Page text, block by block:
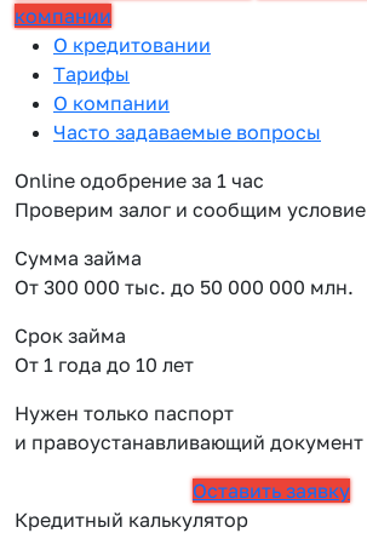
компании
О кредитовании
Тарифы
О компании
Часто задаваемые вопросы
Online одобрение за 1 час
Проверим залог и сообщим условие
Сумма займа
От 300 000 тыс. до 50 000 000 млн.
Срок займа
От 1 года до 10 лет
Нужен только паспорт
и правоустанавливающий документ
Оставить заявку
Кредитный калькулятор